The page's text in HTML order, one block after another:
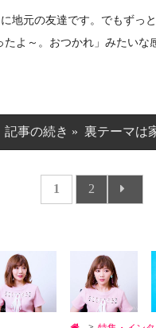
地元の友達です。でもずっ
よ～。おつかれ」みたい
記事の続き » 裏テーマは
1 2